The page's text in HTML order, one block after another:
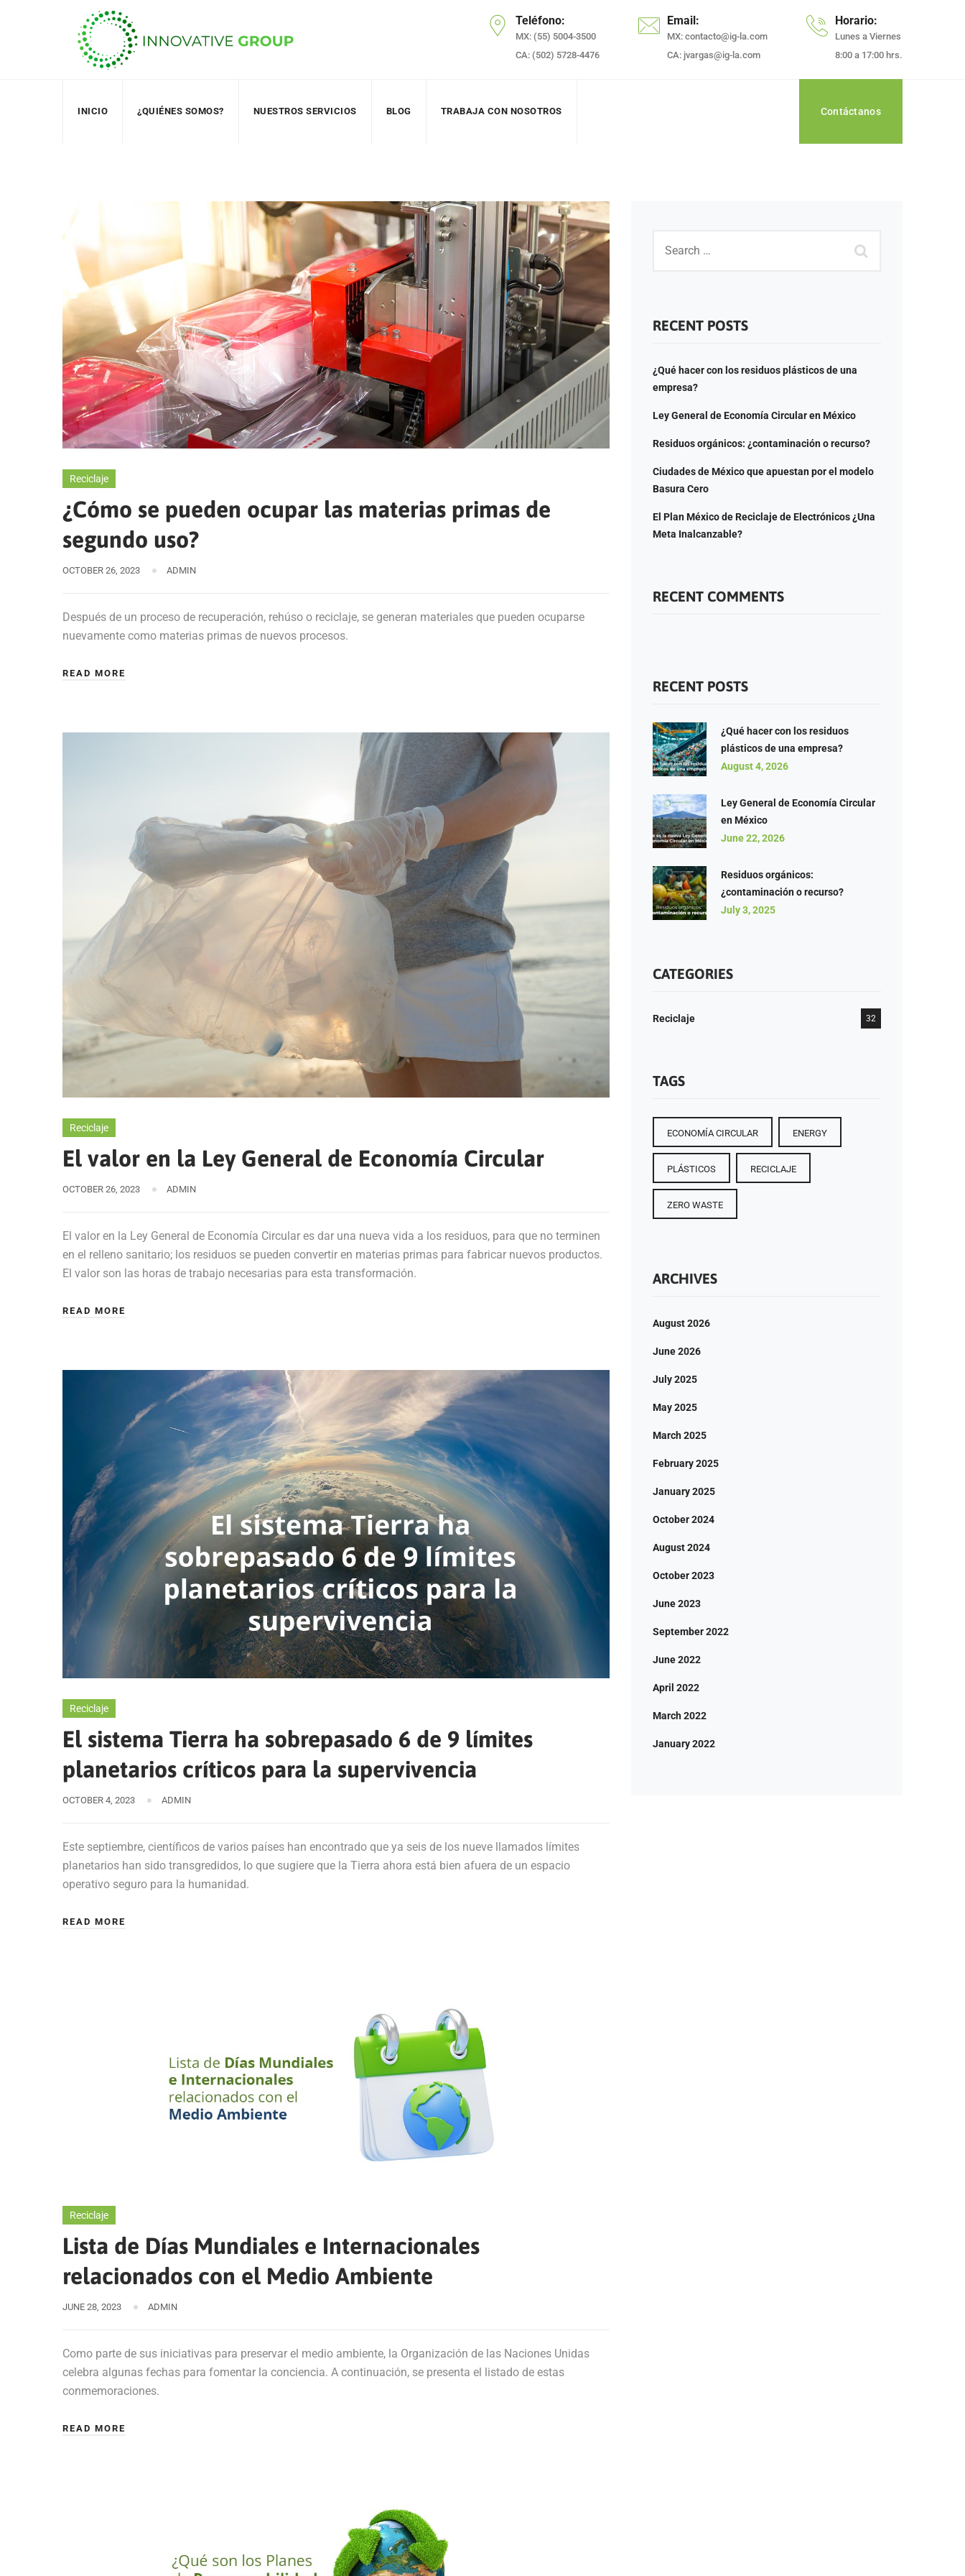
Teléfono:
MX: (55) 5004-3500
CA: (502) 5728-4476
Email:
MX: contacto@ig-la.com
CA: jvargas@ig-la.com
Horario:
Lunes a Viernes
8:00 a 17:00 hrs​.
INICIO ¿QUIÉNES SOMOS? NUESTROS SERVICIOS BLOG TRABAJA CON NOSOTROS Contáctanos
Reciclaje
¿Cómo se pueden ocupar las materias primas de
segundo uso?
OCTOBER 26, 2023 ADMIN
Después de un proceso de recuperación, rehúso o reciclaje, se generan materiales que pueden ocuparse
nuevamente como materias primas de nuevos procesos.
READ MORE
Reciclaje
El valor en la Ley General de Economía Circular
OCTOBER 26, 2023 ADMIN
El valor en la Ley General de Economía Circular es dar una nueva vida a los residuos, para que no terminen
en el relleno sanitario; los residuos se pueden convertir en materias primas para fabricar nuevos productos.
El valor son las horas de trabajo necesarias para esta transformación.
READ MORE
Reciclaje
El sistema Tierra ha sobrepasado 6 de 9 límites
planetarios críticos para la supervivencia
OCTOBER 4, 2023 ADMIN
Este septiembre, científicos de varios países han encontrado que ya seis de los nueve llamados límites
planetarios han sido transgredidos, lo que sugiere que la Tierra ahora está bien afuera de un espacio
operativo seguro para la humanidad.
READ MORE
Reciclaje
Lista de Días Mundiales e Internacionales
relacionados con el Medio Ambiente
JUNE 28, 2023 ADMIN
Como parte de sus iniciativas para preservar el medio ambiente, la Organización de las Naciones Unidas
celebra algunas fechas para fomentar la conciencia. A continuación, se presenta el listado de estas
conmemoraciones.
READ MORE
RECENT POSTS
¿Qué hacer con los residuos plásticos de una
empresa?
Ley General de Economía Circular en México
Residuos orgánicos: ¿contaminación o recurso?
Ciudades de México que apuestan por el modelo
Basura Cero
El Plan México de Reciclaje de Electrónicos ¿Una
Meta Inalcanzable?
RECENT COMMENTS
RECENT POSTS
¿Qué hacer con los residuos
plásticos de una empresa?
August 4, 2026
Ley General de Economía Circular
en México
June 22, 2026
Residuos orgánicos:
¿contaminación o recurso?
July 3, 2025
CATEGORIES
Reciclaje 32
TAGS
ECONOMÍA CIRCULAR ENERGY
PLÁSTICOS RECICLAJE
ZERO WASTE
ARCHIVES
August 2026
June 2026
July 2025
May 2025
March 2025
February 2025
January 2025
October 2024
August 2024
October 2023
June 2023
September 2022
June 2022
April 2022
March 2022
January 2022